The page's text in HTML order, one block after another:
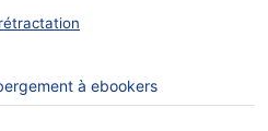
de frais supplémentaires.
à ebookers